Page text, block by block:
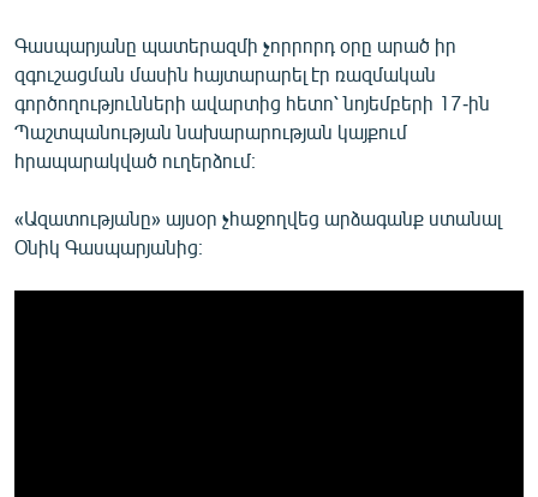
Գասպարյանը պատերազմի չորրորդ օրը արած իր
զգուշացման մասին հայտարարել էր ռազմական
գործողությունների ավարտից հետո՝ նոյեմբերի 17-ին
Պաշտպանության նախարարության կայքում
հրապարակված ուղերձում։
«Ազատությանը» այսօր չհաջողվեց արձագանք ստանալ
Օնիկ Գասպարյանից։